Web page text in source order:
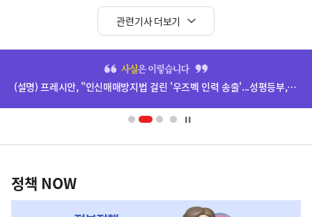
관련기사 더보기
영
(설명) 프레시안, "인신매매방지법 걸린 '우즈벡 인력 송출'...성평등부,노동·법무부에 개선 요청" 관련
책
NOW,
정책 NOW